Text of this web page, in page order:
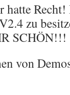
hatte
zu
von